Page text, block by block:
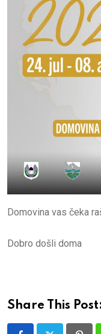
Domovina vas čeka
Dobro došli doma
Share This